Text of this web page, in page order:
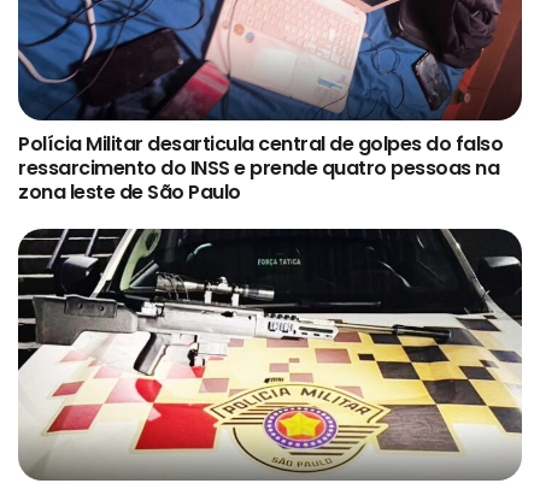
Polícia Militar desarticula central de golpes do falso
ressarcimento do INSS e prende quatro pessoas na
zona leste de São Paulo